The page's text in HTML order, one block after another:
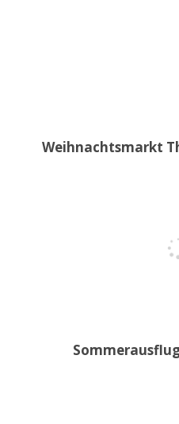
Weihnachtsmarkt